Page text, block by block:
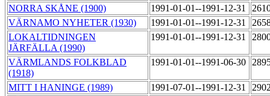
NORRA SKÅNE (1900) 1991-01-01--1991-12-31
VÄRNAMO NYHETER (1930)
1991-01-01--1991-12-31
LOKALTIDNINGEN
JÄRFÄLLA (1990)
1991-01-01--1991-12-31
VÄRMLANDS FOLKBLAD
(1918)
1991-01-01--1991-06-30
MITT I HANINGE (1989) 1991-07-01--1991-12-31